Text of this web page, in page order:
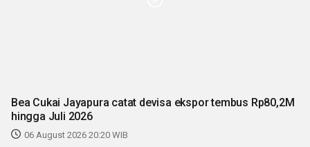
Bea Cukai Jayapura catat devisa ekspor tembus Rp80,2M
hingga Juli 2026
06 August 2026 20:20 WIB